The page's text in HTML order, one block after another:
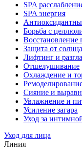
SPA
SPA энергия
Борьба с
Восстановление
Защита от солнца
Лифтинг и
Отшелушивание
Охлаждение и
Сияние и
Увлажнение и
Усиление загара
Уход за
Уход для лица
Линия